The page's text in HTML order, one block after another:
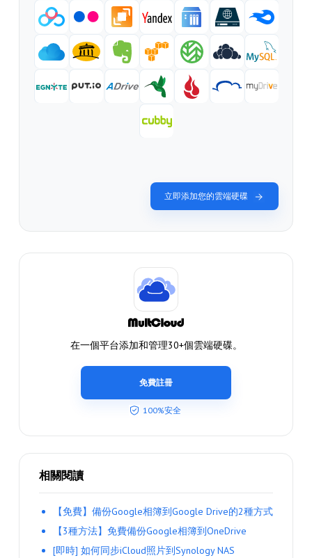
立即添加您的雲端硬碟
在一個平台添加和管理30+個雲端硬碟。
免費註冊
100%安全
相關閱讀
【免費】備份Google相簿到Google Drive的2種方式
【3種方法】免費備份Google相簿到OneDrive
[即時] 如何同步iCloud照片到Synology NAS